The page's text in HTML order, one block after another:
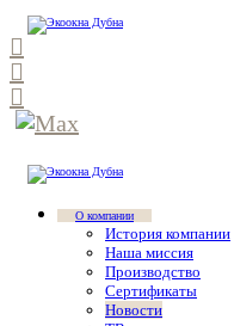
О компании
История компании
Наша миссия
Производство
Сертификаты
Новости